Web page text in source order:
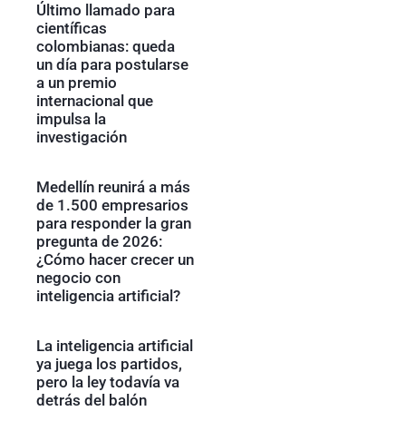
Último llamado para
científicas
colombianas: queda
un día para postularse
a un premio
internacional que
impulsa la
investigación
Medellín reunirá a más
de 1.500 empresarios
para responder la gran
pregunta de 2026:
¿Cómo hacer crecer un
negocio con
inteligencia artificial?
La inteligencia artificial
ya juega los partidos,
pero la ley todavía va
detrás del balón